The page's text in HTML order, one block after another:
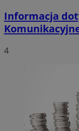
Informacja
4